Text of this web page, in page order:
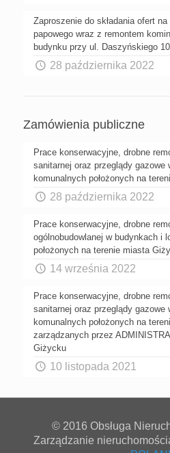
Zaproszenie do składania ofert
papowego wraz z remontem
budynku przy ul. Daszyńskiego
28 października 2022
Zamówienia publiczne
Prace konserwacyjne, drobne
sanitarnej oraz przeglądy gazowe
komunalnych położonych na
28 października 2022
Prace konserwacyjne, drobne
ogólnobudowlanej w budynkach i
położonych na terenie miasta
14 września 2022
Prace konserwacyjne, drobne
sanitarnej oraz przeglądy gazowe
komunalnych położonych na
zarządzanych przez
Giżycku
10 listopada 2021
© 2016 Obsługa
Zarządzanie